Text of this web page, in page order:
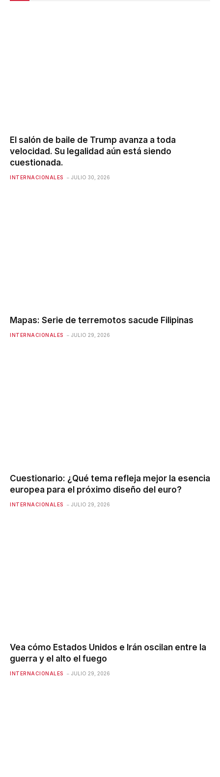
El salón de baile de Trump avanza a toda
velocidad. Su legalidad aún está siendo
cuestionada.
INTERNACIONALES JULIO 30, 2026
Mapas: Serie de terremotos sacude Filipinas
INTERNACIONALES JULIO 29, 2026
Cuestionario: ¿Qué tema refleja mejor la esencia
europea para el próximo diseño del euro?
INTERNACIONALES JULIO 29, 2026
Vea cómo Estados Unidos e Irán oscilan entre la
guerra y el alto el fuego
INTERNACIONALES JULIO 29, 2026